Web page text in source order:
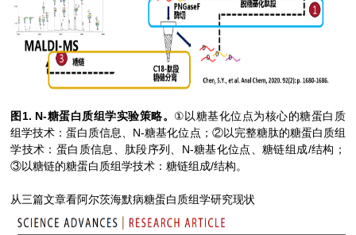
图 1. N-糖蛋白质组学实验策略。 ① 以糖基化位点为核心的糖蛋白质
组学技术：蛋白质信息、 N-糖基化位点；②以完整糖肽的糖蛋白质组
学技术：蛋白质信息、肽段序列、 N-糖基化位点、糖链组成/结构；
③以糖链的糖蛋白质组学技术：糖链组成/结构。
从三篇文章看阿尔茨海默病糖蛋白质组学研究现状